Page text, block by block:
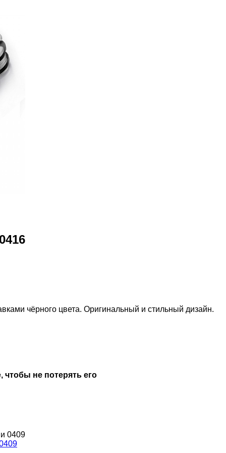
чёрного цвета. Оригинальный и стильный дизайн.
чтобы не потерять его